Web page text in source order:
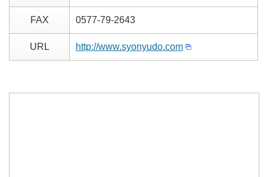
FAX 0577-79-2643
URL http://www.syonyudo.com